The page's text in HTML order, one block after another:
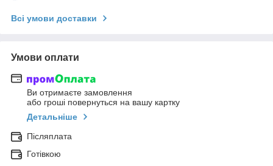
Всі умови доставки
Умови оплати
Ви отримаєте замовлення
або гроші повернуться на вашу картку
Детальніше
Післяплата
Готівкою